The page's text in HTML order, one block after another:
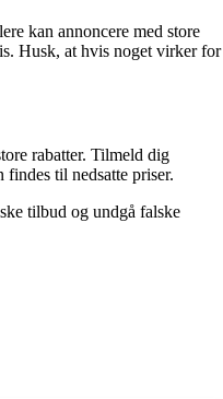
kan annoncere med store
Husk, at hvis noget virker for
rabatter. Tilmeld dig
til nedsatte priser.
tilbud og undgå falske